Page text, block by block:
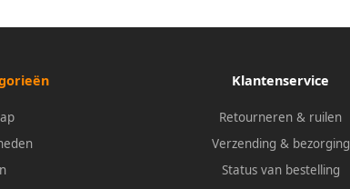
Klantenservice
Retourneren & ruilen
Verzending & bezorging
Status van bestelling